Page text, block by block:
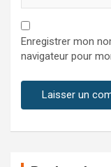
Enregistrer mon
navigateur pour